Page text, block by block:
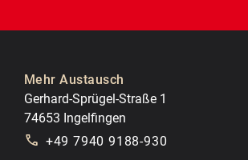
Mehr Austausch
Gerhard-Sprügel-Straße 1
74653 Ingelfingen
+49 7940 9188-930